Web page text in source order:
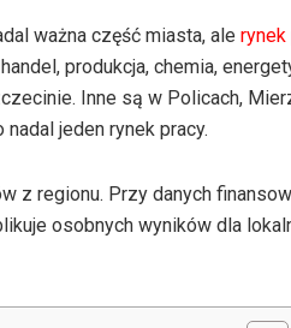
ważna część miasta, ale rynek
produkcja, chemia,
Inne są w Policach,
jeden rynek pracy.
z regionu. Przy danych
osobnych wyników dla